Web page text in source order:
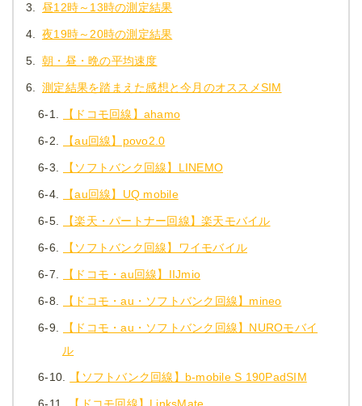
3. 昼12時～13時の測定結果
4. 夜19時～20時の測定結果
5. 朝・昼・晩の平均速度
6. 測定結果を踏まえた感想と今月のオススメSIM
6-1. 【ドコモ回線】ahamo
6-2. 【au回線】povo2.0
6-3. 【ソフトバンク回線】LINEMO
6-4. 【au回線】UQ mobile
6-5. 【楽天・パートナー回線】楽天モバイル
6-6. 【ソフトバンク回線】ワイモバイル
6-7. 【ドコモ・au回線】IIJmio
6-8. 【ドコモ・au・ソフトバンク回線】mineo
6-9.
【ドコモ・au・ソフトバンク回線】NUROモバイ
ル
6-10. 【ソフトバンク回線】b-mobile S 190PadSIM